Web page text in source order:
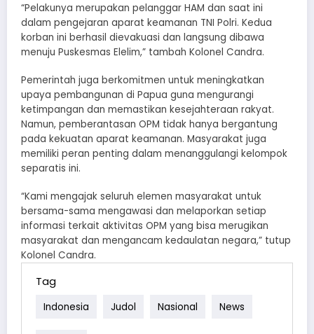
“Pelakunya merupakan pelanggar HAM dan saat ini
dalam pengejaran aparat keamanan TNI Polri. Kedua
korban ini berhasil dievakuasi dan langsung dibawa
menuju Puskesmas Elelim,” tambah Kolonel Candra.
Pemerintah juga berkomitmen untuk meningkatkan
upaya pembangunan di Papua guna mengurangi
ketimpangan dan memastikan kesejahteraan rakyat.
Namun, pemberantasan OPM tidak hanya bergantung
pada kekuatan aparat keamanan. Masyarakat juga
memiliki peran penting dalam menanggulangi kelompok
separatis ini.
“Kami mengajak seluruh elemen masyarakat untuk
bersama-sama mengawasi dan melaporkan setiap
informasi terkait aktivitas OPM yang bisa merugikan
masyarakat dan mengancam kedaulatan negara,” tutup
Kolonel Candra.
Tag
Indonesia Judol Nasional News